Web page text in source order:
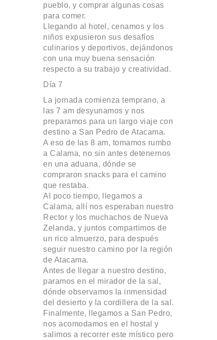
pueblo, y comprar algunas cosas
para comer.
Llegando al hotel, cenamos y los
niños expusieron sus desafíos
culinarios y deportivos, dejándonos
con una muy buena sensación
respecto a su trabajo y creatividad.
Día 7
La jornada comienza temprano, a
las 7 am desyunamos y nos
preparamos para un largo viaje con
destino a San Pedro de Atacama.
A eso de las 8 am, tomamos rumbo
a Calama, no sin antes detenernos
en una aduana, dónde se
compraron snacks para el camino
que restaba.
Al poco tiempo, llegamos a
Calama, allí nos esperaban nuestro
Rector y los muchachos de Nueva
Zelanda, y juntos compartimos de
un rico almuerzo, para después
seguir nuestro camino por la región
de Atacama.
Antes de llegar a nuestro destino,
paramos en el mirador de la sal,
dónde observamos la inmensidad
del desierto y la cordillera de la sal.
Finalmente, llegamos a San Pedro,
nos acomodamos en el hostal y
salimos a recorrer este místico pero